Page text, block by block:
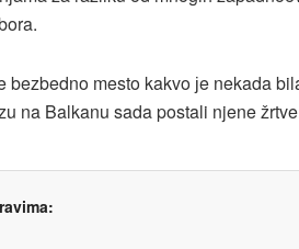
bezbedno mesto kakvo јe nekada
na Balkanu sada postali njene